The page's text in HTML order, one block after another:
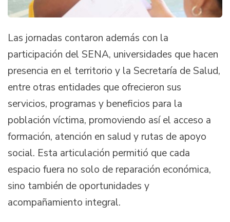
Las jornadas contaron además con la
participación del SENA, universidades que hacen
presencia en el territorio y la Secretaría de Salud,
entre otras entidades que ofrecieron sus
servicios, programas y beneficios para la
población víctima, promoviendo así el acceso a
formación, atención en salud y rutas de apoyo
social. Esta articulación permitió que cada
espacio fuera no solo de reparación económica,
sino también de oportunidades y
acompañamiento integral.